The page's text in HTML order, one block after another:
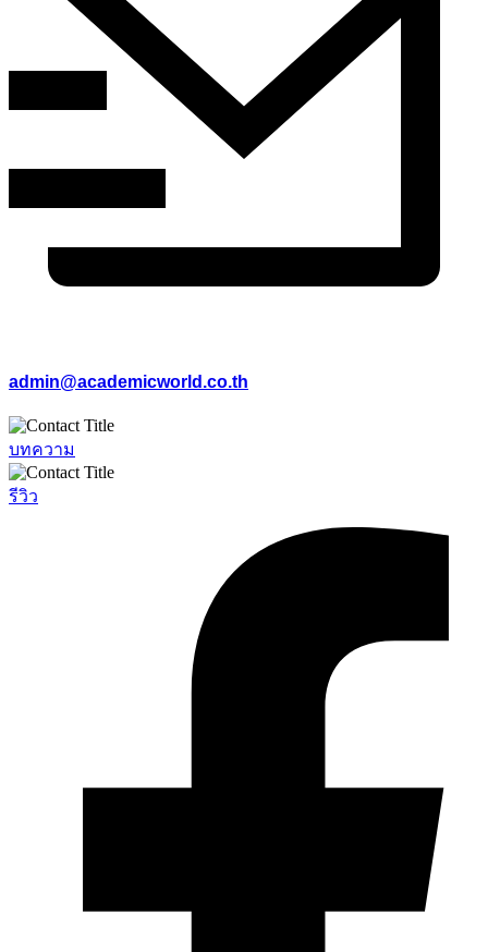
admin@academicworld.co.th
บทความ
รีวิว